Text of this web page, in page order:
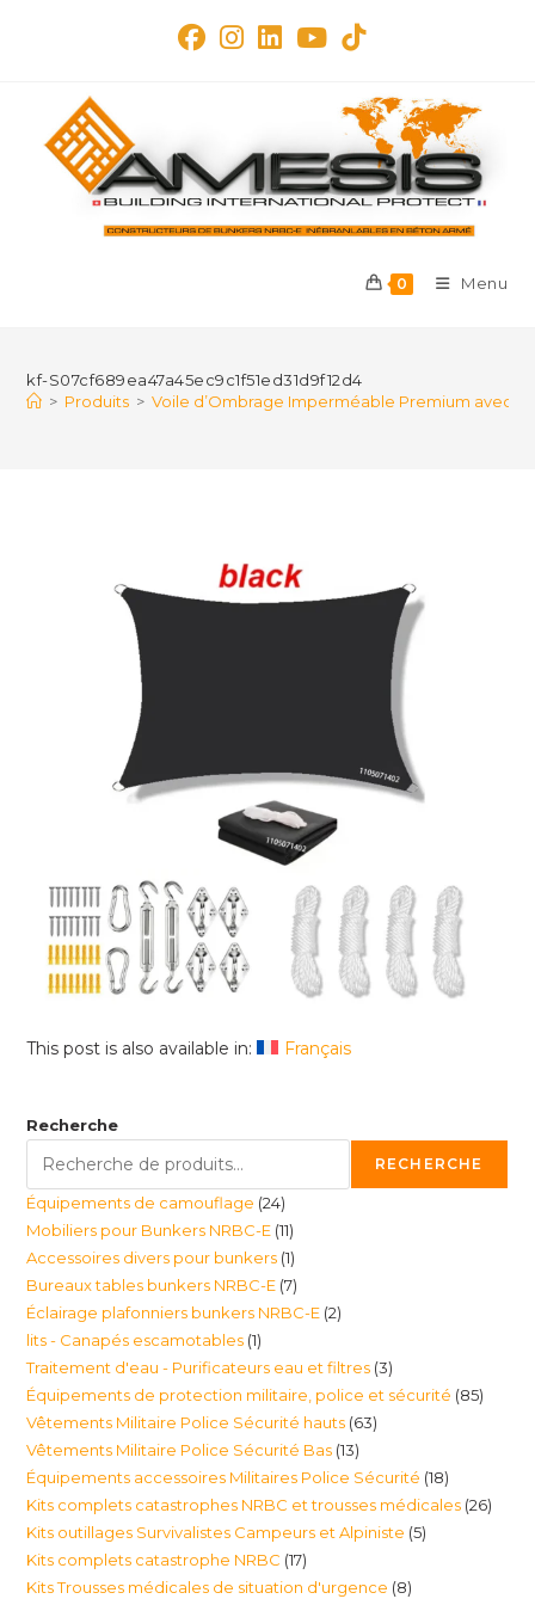
0 Menu
kf-S07cf689ea47a45ec9c1f51ed31d9f12d4
> Produits > Voile d’Ombrage Imperméable Premium avec
This post is also available in: Français
Recherche
RECHERCHE
Équipements de camouflage 2424
produits
Mobiliers pour Bunkers NRBC-E 1111
produits
Accessoires divers pour bunkers 11
produit
Bureaux tables bunkers NRBC-E 77
produits
Éclairage plafonniers bunkers NRBC-E 22
lits - Canapés escamotables 11
produit
Traitement d'eau - Purificateurs eau et filtres 33
produits
Équipements de protection militaire, police et sécurité 8585
Vêtements Militaire Police Sécurité hauts 6363
Vêtements Militaire Police Sécurité Bas 1313
produits
Équipements accessoires Militaires Police Sécurité 1818
produits
Kits complets catastrophes NRBC et trousses médicales 2626
Kits outillages Survivalistes Campeurs et Alpiniste 55
Kits complets catastrophe NRBC 1717
produits
Kits Trousses médicales de situation d'urgence 88